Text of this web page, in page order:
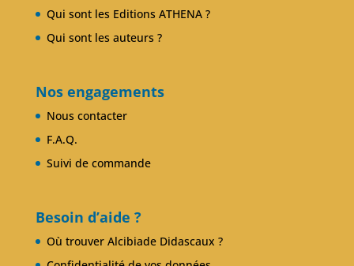
Qui sont les Editions ATHENA ?
Qui sont les auteurs ?
Nos engagements
Nous contacter
F.A.Q.
Suivi de commande
Besoin d’aide ?
Où trouver Alcibiade Didascaux ?